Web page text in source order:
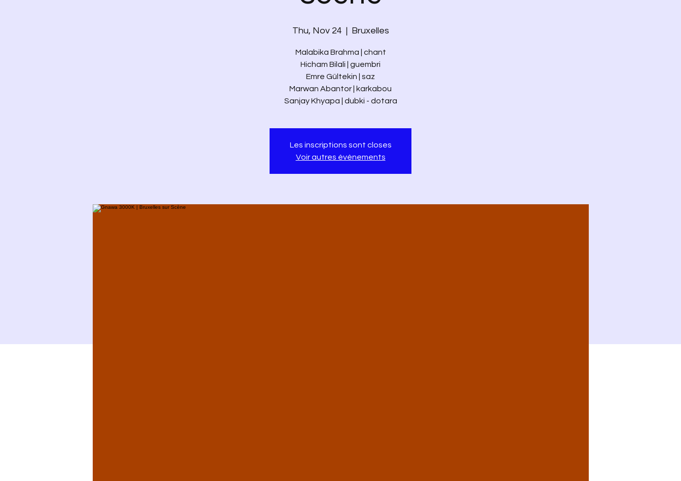
Thu, Nov 24
  |
Bruxelles
Malabika Brahma | chant
Hicham Bilali | guembri
Emre Gültekin | saz
Marwan Abantor | karkabou
Sanjay Khyapa | dubki - dotara
Les inscriptions sont closes
Voir autres événements